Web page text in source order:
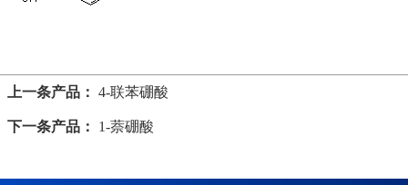
上一条产品： 4-联苯硼酸
下一条产品： 1-萘硼酸